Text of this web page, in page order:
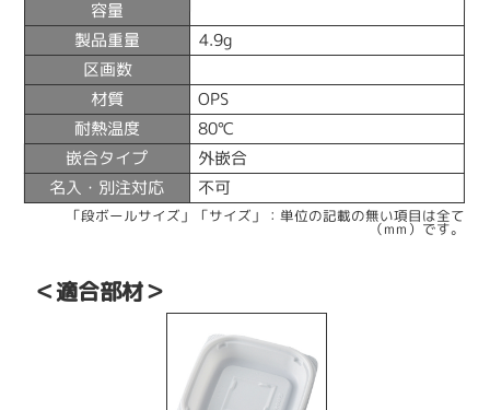
容量
製品重量 4.9g
区画数
材質 OPS
耐熱温度 80℃
嵌合タイプ 外嵌合
名入・別注対応 不可
「段ボールサイズ」「サイズ」：単位の記載の無い項目は全て
（mm）です。
＜適合部材＞